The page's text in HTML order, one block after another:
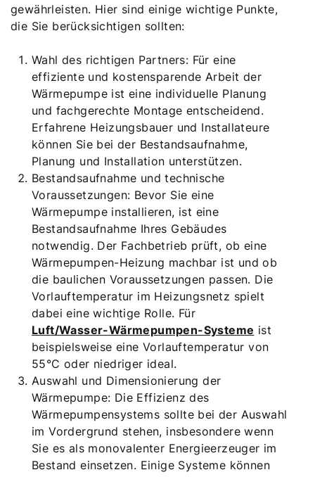
gewährleisten. Hier sind einige wichtige Punkte,
die Sie berücksichtigen sollten:
Wahl des richtigen Partners: Für eine
effiziente und kostensparende Arbeit der
Wärmepumpe ist eine individuelle Planung
und fachgerechte Montage entscheidend.
Erfahrene Heizungsbauer und Installateure
können Sie bei der Bestandsaufnahme,
Planung und Installation unterstützen​​.
Bestandsaufnahme und technische
Voraussetzungen: Bevor Sie eine
Wärmepumpe installieren, ist eine
Bestandsaufnahme Ihres Gebäudes
notwendig. Der Fachbetrieb prüft, ob eine
Wärmepumpen-Heizung machbar ist und ob
die baulichen Voraussetzungen passen. Die
Vorlauftemperatur im Heizungsnetz spielt
dabei eine wichtige Rolle. Für
Luft/Wasser-Wärmepumpen-Systeme ist
beispielsweise eine Vorlauftemperatur von
55°C oder niedriger ideal.
Auswahl und Dimensionierung der
Wärmepumpe: Die Effizienz des
Wärmepumpensystems sollte bei der Auswahl
im Vordergrund stehen, insbesondere wenn
Sie es als monovalenter Energieerzeuger im
Bestand einsetzen. Einige Systeme können